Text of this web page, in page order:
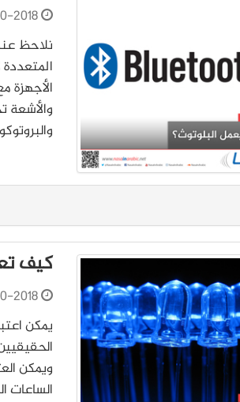
2018
نلاحظ
الأجهزة
والأشعة
كيف
2018
ويمكن
الساعات